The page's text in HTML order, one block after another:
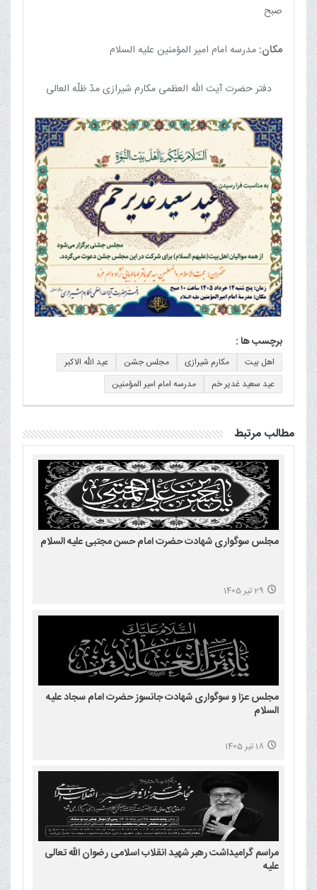
صبح
مکان: مدرسه امام امیر المؤمنين عليه السلام
دفتر حضرت آیت الله العظمی مکارم شیرازی مدّ ظلّه العالی
برچسب ها :
اهل بیت مکارم شیرازی مجلس جشن
عید الله الاکبر
عید سعید غدیر خم
مدرسه امام امیر المؤمنين
مطالب مرتبط
مجلس سوگواری شهادت حضرت امام حسن مجتبی علیه السلام
29 تیر 1405
مجلس عزا و سوگواری شهادت جانسوز حضرت امام سجاد علیه
السلام
18 تیر 1405
مراسم گرامیداشت رهبر شهید انقلاب اسلامی رضوان الله تعالی
علیه